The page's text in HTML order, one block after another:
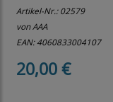
Artikel-Nr.:02579
von AAA
EAN: 4060833004107
20,00 €